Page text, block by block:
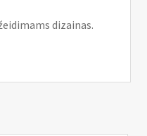
dizainas.